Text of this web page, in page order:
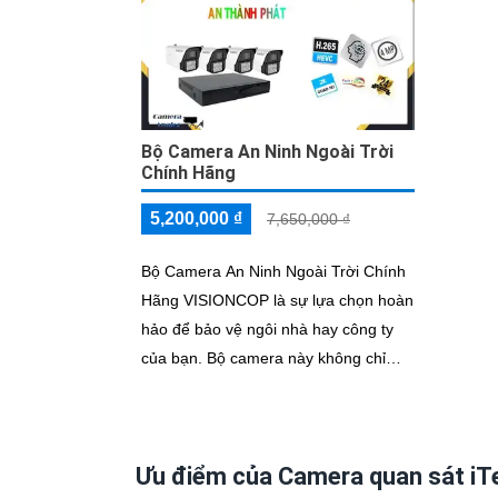
Bộ Camera An Ninh Ngoài Trời
Chính Hãng
5,200,000 ₫ 7,650,000 ₫
Bộ Camera An Ninh Ngoài Trời Chính
Hãng VISIONCOP là sự lựa chọn hoàn
hảo để bảo vệ ngôi nhà hay công ty
của bạn. Bộ camera này không chỉ
Ưu điểm của Camera quan sát